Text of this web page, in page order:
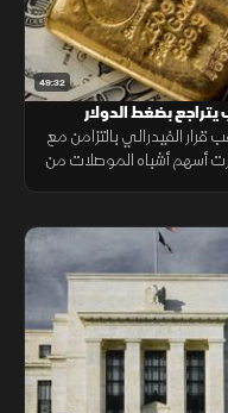
49:32
بضغط الدولار
الفيدرالي بالتزامن مع
أسهم أشباه الموصلات من